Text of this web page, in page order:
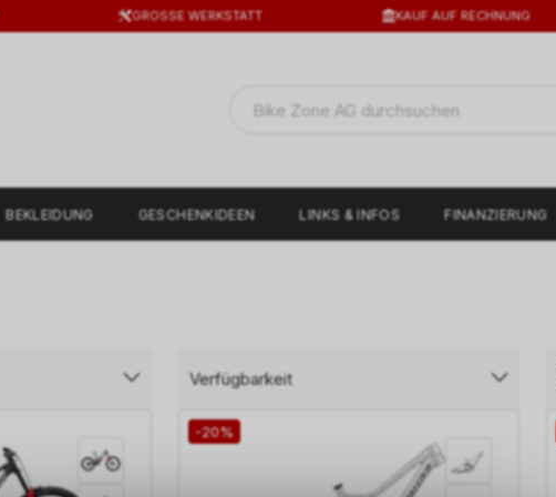
GROSSE WERKSTATT KAUF AUF RECHNUNG
BEKLEIDUNG GESCHENKIDEEN LINKS & INFOS FINANZIERUNG
Verfügbarkeit
-20%